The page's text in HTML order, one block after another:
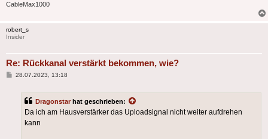
CableMax1000
robert_s
Insider
Re: Rückkanal verstärkt bekommen, wie?
Beitrag
28.07.2023, 13:18
Dragonstar hat geschrieben:
Da ich am Hausverstärker das Uploadsignal nicht weiter aufdrehen
kann